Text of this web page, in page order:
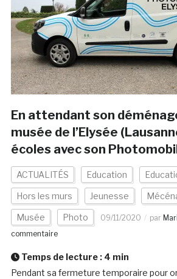
En attendant son
musée de l’Elysée
écoles avec son
ACTUALITÉS Education
Hors les murs Jeunesse
Musée Photo 09/11/2020 par
commentaire
Temps de lecture : 4 min
Pendant sa fermeture temporaire pour